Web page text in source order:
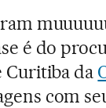
é do
Curitiba da
com